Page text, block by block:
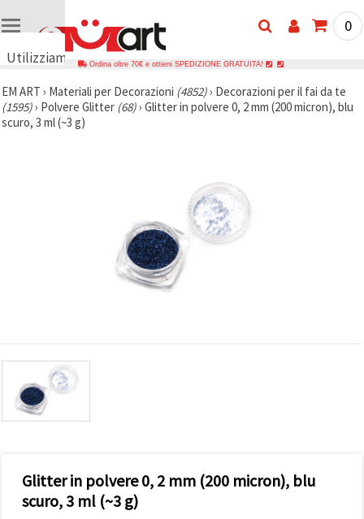
Utilizziamo
🍪
Utilizziamo
cookie e
migliorare
visualizzare
contenuti
personalizzati.
tutti i
Clicca su
0
Ordina oltre 70€ e ottieni SPEDIZIONE GRATUITA!
EM ART › Materiali per Decorazioni (4852)› Decorazioni per il fai da te
(1595)› Polvere Glitter (68)› Glitter in polvere 0, 2 mm (200 micron), blu
scuro, 3 ml (~3 g)
Glitter in polvere 0, 2 mm (200 micron), blu
scuro, 3 ml (~3 g)